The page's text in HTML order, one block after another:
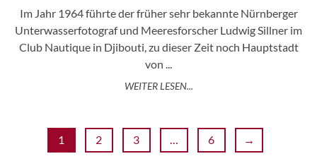
Im Jahr 1964 führte der früher sehr bekannte Nürnberger
Unterwasserfotograf und Meeresforscher Ludwig Sillner im
Club Nautique in Djibouti, zu dieser Zeit noch Hauptstadt
von ...
WEITER LESEN...
1 2 3 6 →